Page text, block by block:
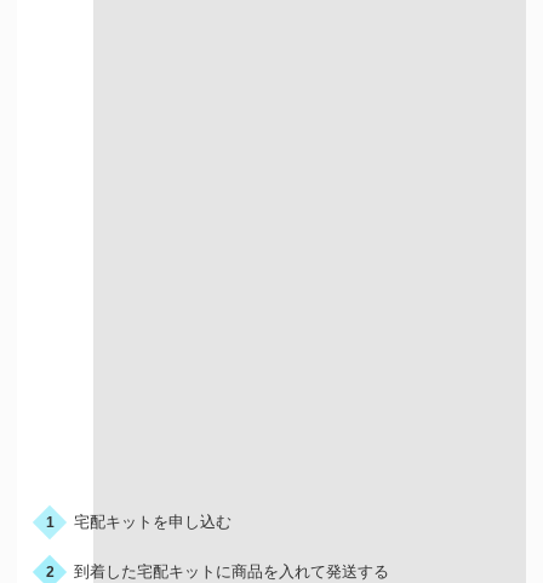
1 宅配キットを申し込む
2 到着した宅配キットに商品を入れて発送する